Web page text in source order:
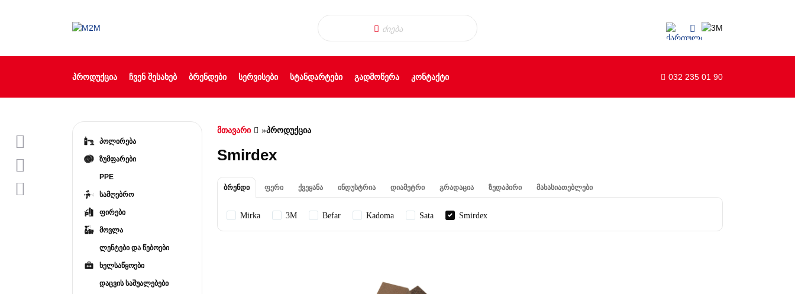
ᲞᲠᲝᲓᲣᲥᲪᲘᲐ ᲩᲕᲔᲜ ᲨᲔᲡᲐᲮᲔᲑ ᲑᲠᲔᲜᲓᲔᲑᲘ ᲡᲔᲠᲕᲘᲡᲔᲑᲘ ᲡᲢᲐᲜᲓᲐᲠᲢᲔᲑᲘ ᲒᲐᲓᲛᲝᲬᲔᲠᲐ ᲙᲝᲜᲢᲐᲥᲢᲘ 032 235 01 90
პოლირება
ზუმფარები
PPE
სამღებრო
ფირები
მოვლა
ლენტები და წებოები
ხელსაწყოები
დაცვის საშუალებები
მთავარი »პროდუქცია
Smirdex
ბრენდი ფერი ქვეყანა ინდუსტრია დიამეტრი გრადაცია ზედაპირი მახასიათებლები
Mirka 3M Befar Kadoma Sata Smirdex